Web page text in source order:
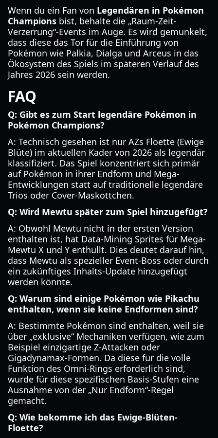
Wenn du ein Fan von Legendären in Pokémon
Champions bist, behalte die „Raum-Zeit-
Verzerrung“-Events im Auge. Es wird gemunkelt,
dass diese das Tor für die Einführung von
Pokémon wie Palkia, Dialga und Arceus in das
Ökosystem des Spiels im späteren Verlauf des
Jahres 2026 sein werden.
FAQ
Q: Gibt es zum Start legendäre Pokémon in
Pokémon Champions?
A: Technisch gesehen ist nur AZs Floette (Ewige
Blüte) im aktuellen Kader von 2026 als legendär
klassifiziert. Das Spiel konzentriert sich primär
auf Pokémon in ihrer Endform und Mega-
Entwicklungen statt auf traditionelle legendäre
Trios oder Cover-Maskottchen.
Q: Wird Mewtu später zum Spiel hinzugefügt?
A: Obwohl Mewtu nicht in der ersten Version
enthalten ist, hat Data-Mining Sprites für Mega-
Mewtu X und Y enthüllt. Dies deutet darauf hin,
dass Mewtu als spezieller Event-Boss oder durch
ein zukünftiges Inhalts-Update hinzugefügt
werden könnte.
Q: Warum sind einige Pokémon wie Pikachu
enthalten, wenn sie keine Endformen sind?
A: Bestimmte Pokémon sind enthalten, weil sie
über „exklusive“ Mechaniken verfügen, wie zum
Beispiel einzigartige Z-Attacken oder
Gigadynamax-Formen. Da diese für die volle
Funktion des Omni-Rings erforderlich sind,
wurde für diese spezifischen Basis-Stufen eine
Ausnahme von der „Nur Endform“-Regel
gemacht.
Q: Wie bekomme ich das Ewige-Blüten-
Floette?